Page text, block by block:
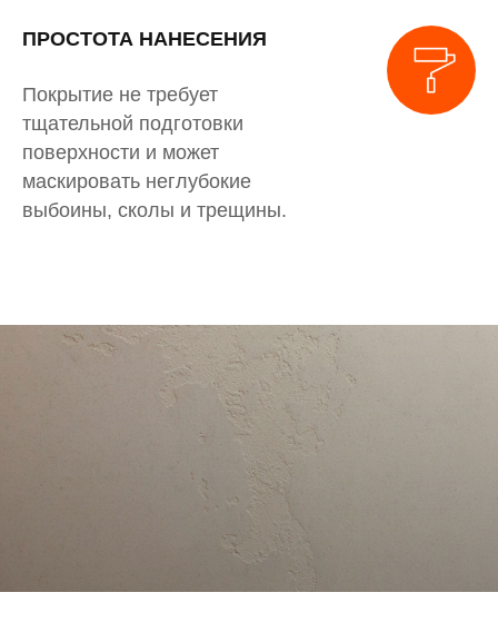
ПРОСТОТА НАНЕСЕНИЯ
Покрытие не требует
тщательной подготовки
поверхности и может
маскировать неглубокие
выбоины, сколы и трещины.